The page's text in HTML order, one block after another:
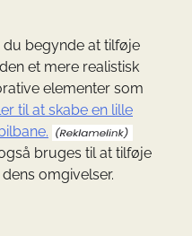
du begynde at tilføje
et mere realistisk
elementer som
til at skabe en lille
bruges til at tilføje
omgivelser.